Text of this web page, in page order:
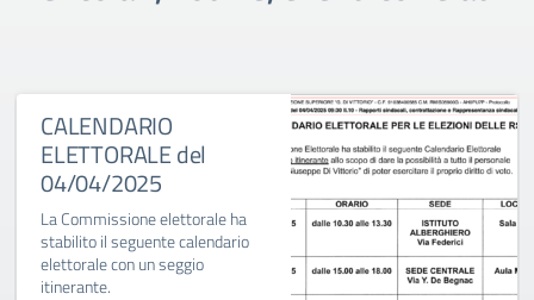
CALENDARIO
ELETTORALE del
04/04/2025
La Commissione elettorale ha
stabilito il seguente calendario
elettorale con un seggio
itinerante.